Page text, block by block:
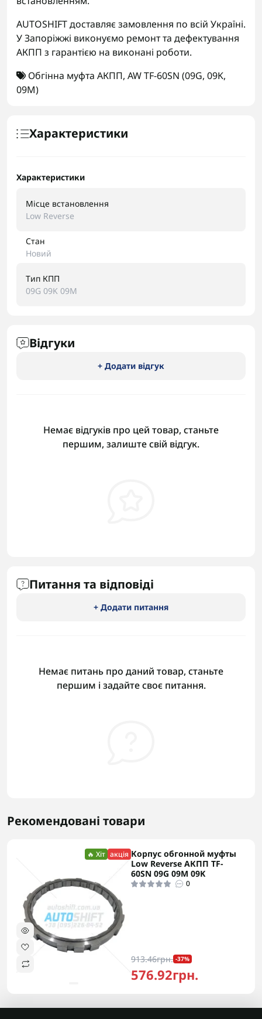
AUTOSHIFT доставляє замовлення по всій Україні.
У Запоріжжі виконуємо ремонт та дефектування
АКПП з гарантією на виконані роботи.
Обгінна муфта АКПП, AW TF-60SN (09G, 09K,
09M)
Характеристики
Характеристики
Місце встановлення
Low Reverse
Стан
Новий
Тип КПП
09G 09K 09M
Відгуки
+ Додати відгук
Немає відгуків про цей товар, станьте
першим, залиште свій відгук.
Питання та відповіді
+ Додати питання
Немає питань про даний товар, станьте
першим і задайте своє питання.
Рекомендовані товари
🔥 Хіт акція Корпус обгонной муфты
Low Reverse АКПП TF-
60SN 09G 09M 09K
0
913.46грн. -37%
576.92грн.